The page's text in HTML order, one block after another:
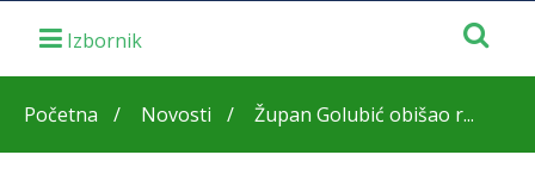
Početna Novosti Župan Golubić obišao r...